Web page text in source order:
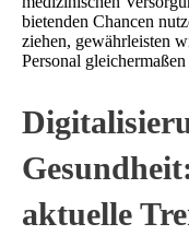
bietenden Chancen
ziehen, gewährleisten
Personal
aktuelle